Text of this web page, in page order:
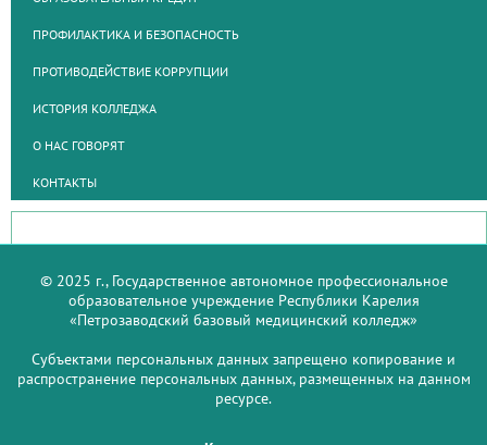
ПРОФИЛАКТИКА И БЕЗОПАСНОСТЬ
ПРОТИВОДЕЙСТВИЕ КОРРУПЦИИ
ИСТОРИЯ КОЛЛЕДЖА
О НАС ГОВОРЯТ
КОНТАКТЫ
© 2025 г., Государственное автономное профессиональное
образовательное учреждение Республики Карелия
«Петрозаводский базовый медицинский колледж»
Субъектами персональных данных запрещено копирование и
распространение персональных данных, размещенных на данном
ресурсе.